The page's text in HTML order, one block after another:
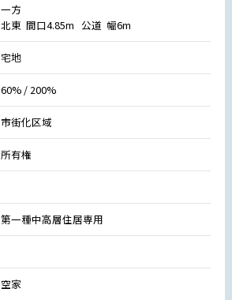
一方
北東 間口4.85m 公道 幅6m
宅地
60% / 200%
市街化区域
所有権
第一種中高層住居専用
空家